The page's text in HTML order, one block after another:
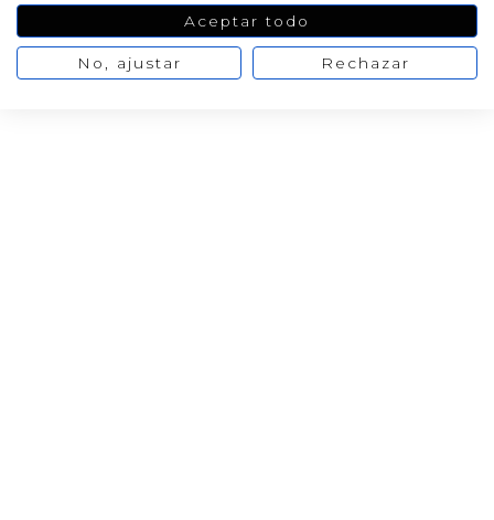
Aceptar todo
No, ajustar Rechazar